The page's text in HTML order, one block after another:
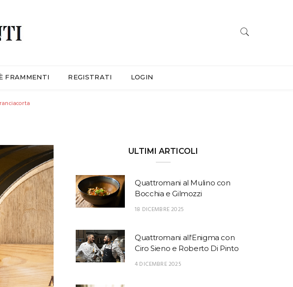
FRAMMENTI REGISTRATI LOGIN
ULTIMI ARTICOLI
Quattromani al Mulino con
Bocchia e Gilmozzi
18 DICEMBRE 2025
Quattromani all'Enigma con
Ciro Sieno e Roberto Di Pinto
4 DICEMBRE 2025